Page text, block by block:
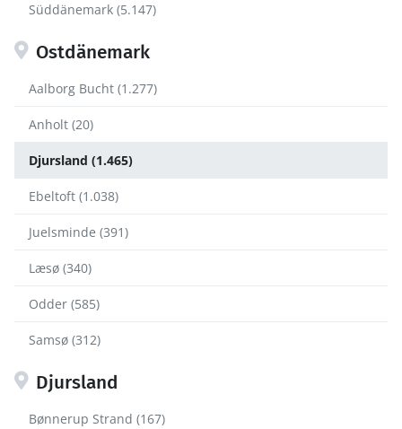
Süddänemark (5.147)
Ostdänemark
Aalborg Bucht (1.277)
Anholt (20)
Djursland (1.465)
Ebeltoft (1.038)
Juelsminde (391)
Læsø (340)
Odder (585)
Samsø (312)
Djursland
Bønnerup Strand (167)